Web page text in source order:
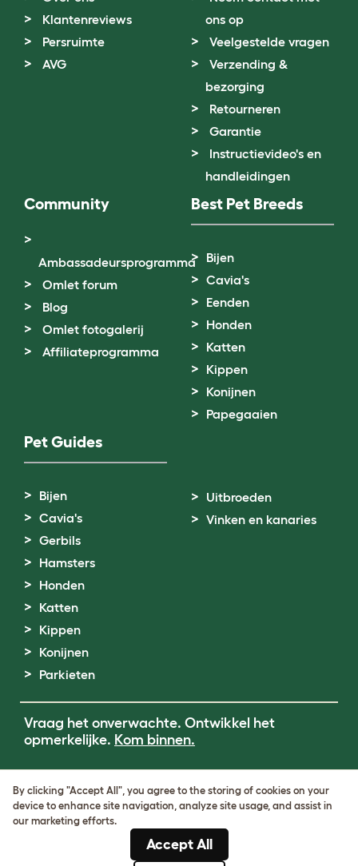
Klantenreviews
Persruimte
AVG
ons op
Veelgestelde vragen
Verzending &
bezorging
Retourneren
Garantie
Instructievideo's en
handleidingen
Community
Ambassadeursprogramma
Omlet forum
Blog
Omlet fotogalerij
Affiliateprogramma
Best Pet Breeds
Bijen
Cavia's
Eenden
Honden
Katten
Kippen
Konijnen
Papegaaien
Pet Guides
Bijen
Cavia's
Gerbils
Hamsters
Honden
Katten
Kippen
Konijnen
Parkieten
Uitbroeden
Vinken en kanaries
Vraag het onverwachte. Ontwikkel het
opmerkelijke. Kom binnen.
Cookie & Privacy Policy
Cookie Settings
BTW-nummer: DE317631106
By clicking "Accept All", you agree to the storing of cookies on your
device to enhance site navigation, analyze site usage, and assist in
our marketing efforts.
Accept All